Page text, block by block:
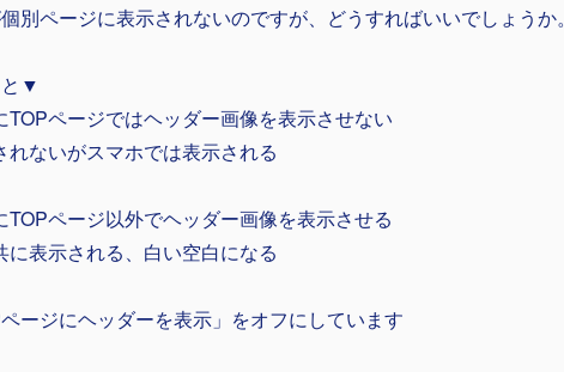
別ページに表示されないのですが、どうすればいいでしょうか。
と▼
TOPページではヘッダー画像を表示させない
ないがスマホでは表示される
TOPページ以外でヘッダー画像を表示させる
表示される、白い空白になる
ージにヘッダーを表示」をオフにしています